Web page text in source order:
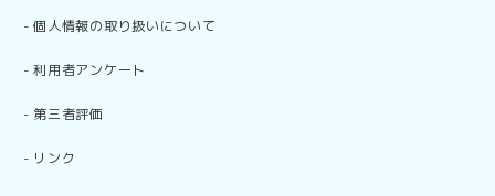
-個人情報の取り扱いについて
-利用者アンケート
- 第三者評価
- リンク